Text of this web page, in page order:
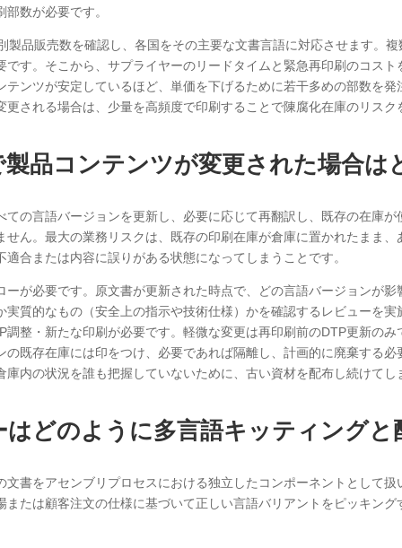
数が必要です。
品販売数を確認し、各国をその主要な文書言語に対応させます。複
す。そこから、サプライヤーのリードタイムと緊急再印刷のコスト
ンツが安定しているほど、単価を下げるために若干多めの部数を発
される場合は、少量を高頻度で印刷することで陳腐化在庫のリスク
品コンテンツが変更された場合は
の言語バージョンを更新し、必要に応じて再翻訳し、既存の在庫が
ん。最大の業務リスクは、既存の印刷在庫が倉庫に置かれたまま、
合または内容に誤りがある状態になってしまうことです。
が必要です。原文書が更新された時点で、どの言語バージョンが影
質的なもの（安全上の指示や技術仕様）かを確認するレビューを実
整・新たな印刷が必要です。軽微な変更は再印刷前のDTP更新のみ
既存在庫には印をつけ、必要であれば隔離し、計画的に廃棄する必
内の状況を誰も把握していないために、古い資材を配布し続けてし
どのように多言語キッティングと
書をアセンブリプロセスにおける独立したコンポーネントとして扱
たは顧客注文の仕様に基づいて正しい言語バリアントをピッキング